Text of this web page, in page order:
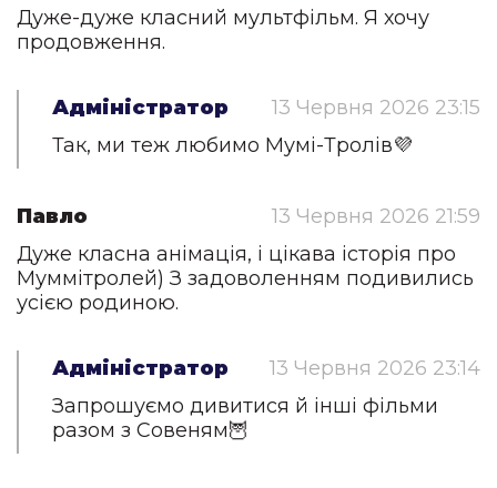
Дуже-дуже класний мультфільм. Я хочу
продовження.
Адміністратор
13 Червня 2026 23:15
Так, ми теж любимо Мумі-Тролів💜
Павло
13 Червня 2026 21:59
Дуже класна анімація, і цікава історія про
Муммітролей) З задоволенням подивились
усією родиною.
Адміністратор
13 Червня 2026 23:14
Запрошуємо дивитися й інші фільми
разом з Совеням🦉